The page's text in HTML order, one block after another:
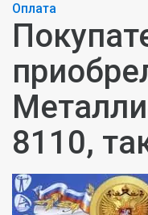
Оплата
8110,